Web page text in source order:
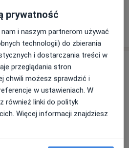
i profesjonalizm –
sport!
Umów wizytę
prywatność
i naszym partnerom używać
technologii) do zbierania
i dostarczania treści w
przeglądania stron
chwili możesz sprawdzić i
w ustawieniach. W
również linki do polityk
Więcej informacji znajdziesz